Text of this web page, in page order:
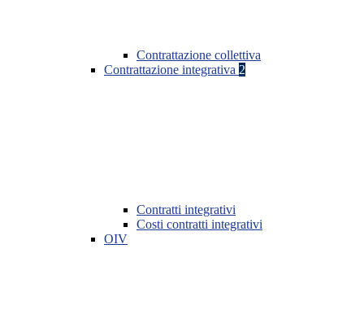
Contrattazione collettiva
Contrattazione integrativa 2
Contratti integrativi
Costi contratti integrativi
OIV